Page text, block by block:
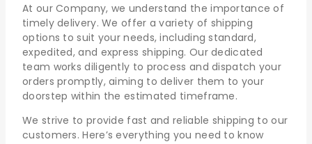
At our Company, we understand the importance of
timely delivery. We offer a variety of shipping
options to suit your needs, including standard,
expedited, and express shipping. Our dedicated
team works diligently to process and dispatch your
orders promptly, aiming to deliver them to your
doorstep within the estimated timeframe.
We strive to provide fast and reliable shipping to our
customers. Here’s everything you need to know